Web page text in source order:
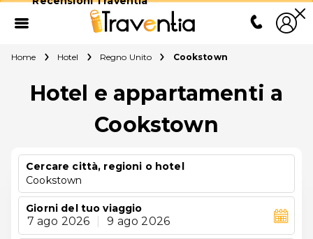
Home Hotel Regno Unito Cookstown
Hotel e appartamenti a
Cookstown
Cercare città, regioni o hotel
Cookstown
Giorni del tuo viaggio
7 ago 2026 9 ago 2026